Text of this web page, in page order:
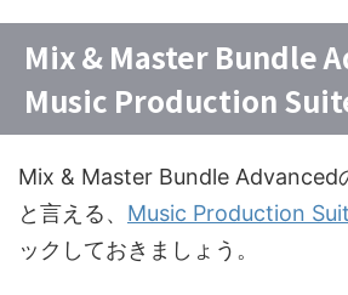
Mix & Master Bundle
Music Production
Mix & Master Bundle Advanced
と言える、 Music Production
ックしておきましょう。